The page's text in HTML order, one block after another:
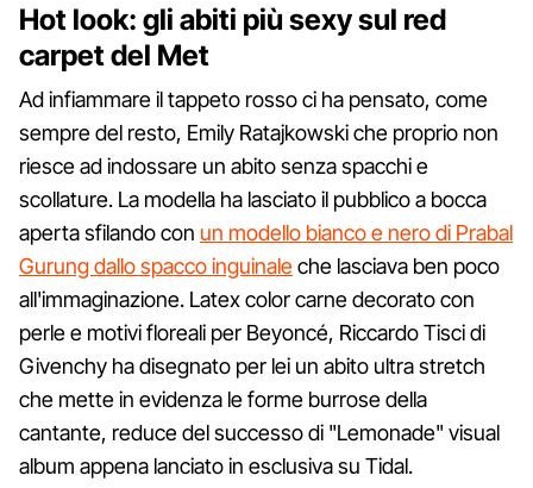
Hot look: gli abiti più sexy sul red
carpet del Met
Ad infiammare il tappeto rosso ci ha pensato, come
sempre del resto, Emily Ratajkowski che proprio non
riesce ad indossare un abito senza spacchi e
scollature. La modella ha lasciato il pubblico a bocca
aperta sfilando con un modello bianco e nero di Prabal
Gurung dallo spacco inguinaleche lasciava ben poco
all'immaginazione. Latex color carne decorato con
perle e motivi floreali per Beyoncé, Riccardo Tisci di
Givenchy ha disegnato per lei un abito ultra stretch
che mette in evidenza le forme burrose della
cantante, reduce del successo di "Lemonade" visual
album appena lanciato in esclusiva su Tidal.